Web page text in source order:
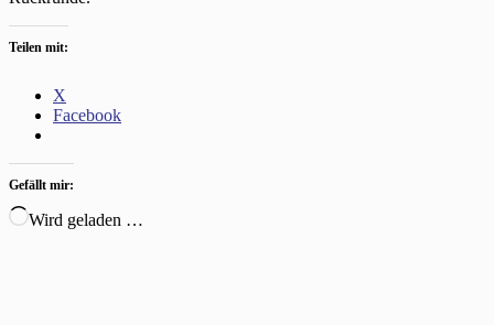
Teilen mit:
X
Facebook
Gefällt mir:
Wird geladen …